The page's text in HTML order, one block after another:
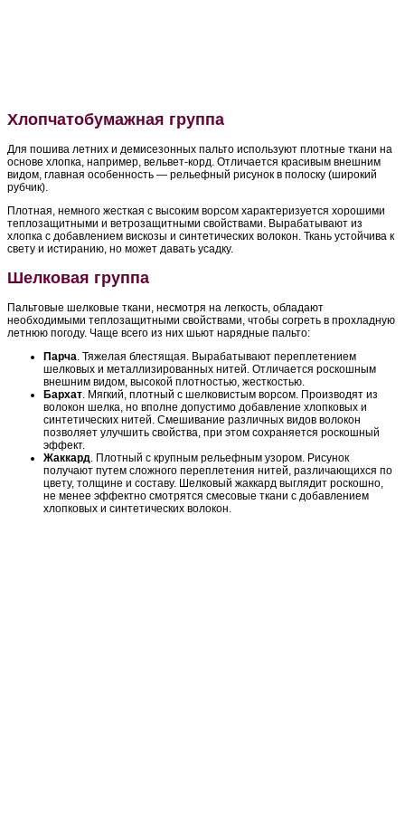
Хлопчатобумажная группа
Для пошива летних и демисезонных пальто используют плотные ткани на
основе хлопка, например, вельвет-корд. Отличается красивым внешним
видом, главная особенность — рельефный рисунок в полоску (широкий
рубчик).
Плотная, немного жесткая с высоким ворсом характеризуется хорошими
теплозащитными и ветрозащитными свойствами. Вырабатывают из
хлопка с добавлением вискозы и синтетических волокон. Ткань устойчива к
свету и истиранию, но может давать усадку.
Шелковая группа
Пальтовые шелковые ткани, несмотря на легкость, обладают
необходимыми теплозащитными свойствами, чтобы согреть в прохладную
летнюю погоду. Чаще всего из них шьют нарядные пальто:
Парча. Тяжелая блестящая. Вырабатывают переплетением
шелковых и металлизированных нитей. Отличается роскошным
внешним видом, высокой плотностью, жесткостью.
Бархат. Мягкий, плотный с шелковистым ворсом. Производят из
волокон шелка, но вполне допустимо добавление хлопковых и
синтетических нитей. Смешивание различных видов волокон
позволяет улучшить свойства, при этом сохраняется роскошный
эффект.
Жаккард. Плотный с крупным рельефным узором. Рисунок
получают путем сложного переплетения нитей, различающихся по
цвету, толщине и составу. Шелковый жаккард выглядит роскошно,
не менее эффектно смотрятся смесовые ткани с добавлением
хлопковых и синтетических волокон.